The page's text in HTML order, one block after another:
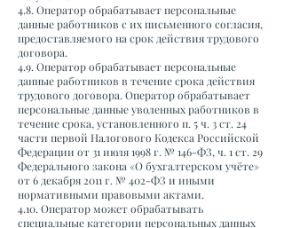
4.8. Оператор обрабатывает персональные
данные работников с их письменного согласия,
предоставляемого на срок действия трудового
договора.
4.9. Оператор обрабатывает персональные
данные работников в течение срока действия
трудового договора. Оператор обрабатывает
персональные данные уволенных работников в
течение срока, установленного п. 5 ч. 3 ст. 24
части первой Налогового Кодекса Российской
Федерации от 31 июля 1998 г. № 146-ФЗ, ч. 1 ст. 29
Федерального закона «О бухгалтерском учёте»
от 6 декабря 2011 г. № 402-ФЗ и иными
нормативными правовыми актами.
4.10. Оператор может обрабатывать
специальные категории персональных данных